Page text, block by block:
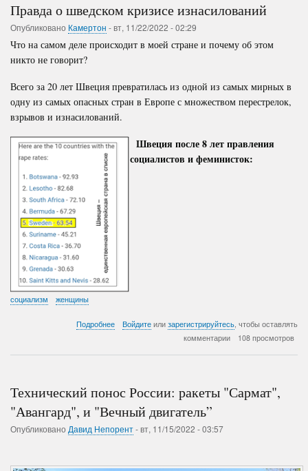
Правда о шведском кризисе изнасилований
Опубликовано Камертон -вт, 11/22/2022 - 02:29
Что на самом деле происходит в моей стране и почему об этом
никто не говорит?
Всего за 20 лет Швеция превратилась из одной из самых мирных в
одну из самых опасных стран в Европе с множеством перестрелок,
взрывов и изнасилований.
Швеция после 8 лет правления
социалистов и феминисток:
социализм женщины
Подробнее
шведском
Войдите или зарегистрируйтесь , чтобы оставлять
комментарии
108 просмотров
Технический понос России: ракеты "Сармат",
"Авангард", и "Вечный двигатель”
Опубликовано Давид Непорент-вт, 11/15/2022 - 03:57